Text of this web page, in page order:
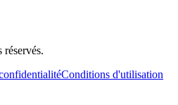
Conditions d'utilisation